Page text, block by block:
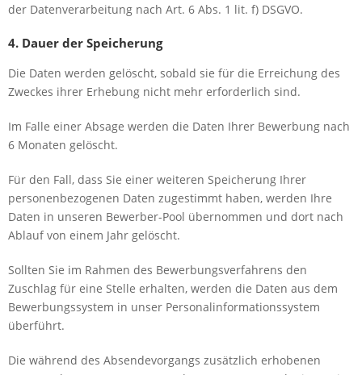
der Datenverarbeitung nach Art. 6 Abs. 1 lit. f) DSGVO.
4. Dauer der Speicherung
Die Daten werden gelöscht, sobald sie für die Erreichung des
Zweckes ihrer Erhebung nicht mehr erforderlich sind.
Im Falle einer Absage werden die Daten Ihrer Bewerbung nach
6 Monaten gelöscht.
Für den Fall, dass Sie einer weiteren Speicherung Ihrer
personenbezogenen Daten zugestimmt haben, werden Ihre
Daten in unseren Bewerber-Pool übernommen und dort nach
Ablauf von einem Jahr gelöscht.
Sollten Sie im Rahmen des Bewerbungsverfahrens den
Zuschlag für eine Stelle erhalten, werden die Daten aus dem
Bewerbungssystem in unser Personalinformationssystem
überführt.
Die während des Absendevorgangs zusätzlich erhobenen